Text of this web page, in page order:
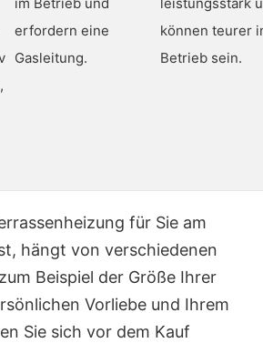
erfordern eine
Gasleitung.
können teurer
Betrieb sein.
für Sie am
hängt von verschiedenen
Beispiel der Größe Ihrer
Vorliebe und Ihrem
Sie sich vor dem Kauf